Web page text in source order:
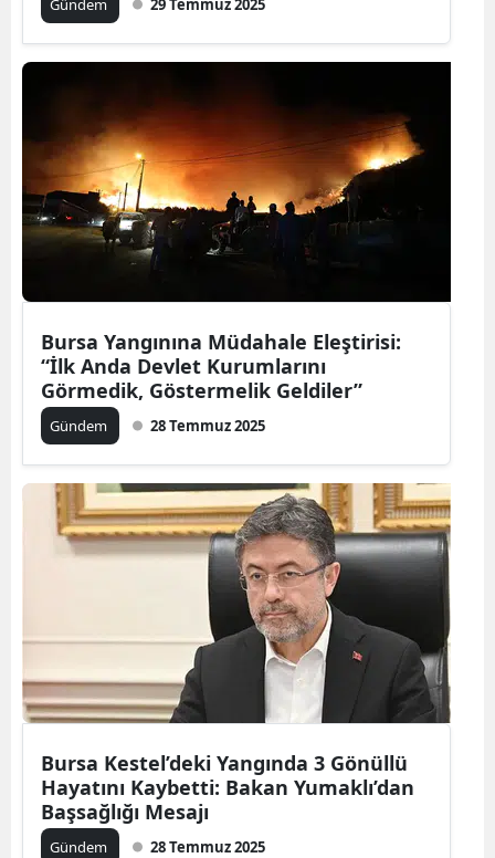
Bursa Yangınına Müdahale Eleştirisi:
“İlk Anda Devlet Kurumlarını
Görmedik, Göstermelik Geldiler”
Gündem 28 Temmuz 2025
Bursa Kestel’deki Yangında 3 Gönüllü
Hayatını Kaybetti: Bakan Yumaklı’dan
Başsağlığı Mesajı
Gündem 28 Temmuz 2025